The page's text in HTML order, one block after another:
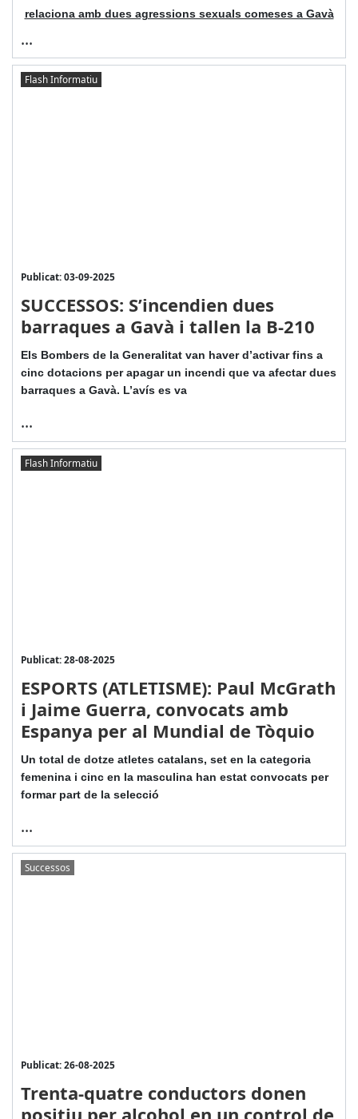
relaciona amb dues agressions sexuals comeses a Gavà
...
Flash Informatiu
Publicat: 03-09-2025
SUCCESSOS: S’incendien dues
barraques a Gavà i tallen la B-210
Els Bombers de la Generalitat van haver d’activar fins a
cinc dotacions per apagar un incendi que va afectar dues
barraques a Gavà. L’avís es va
...
Flash Informatiu
Publicat: 28-08-2025
ESPORTS (ATLETISME): Paul McGrath
i Jaime Guerra, convocats amb
Espanya per al Mundial de Tòquio
Un total de dotze atletes catalans, set en la categoria
femenina i cinc en la masculina han estat convocats per
formar part de la selecció
...
Successos
Publicat: 26-08-2025
Trenta-quatre conductors donen
positiu per alcohol en un control de